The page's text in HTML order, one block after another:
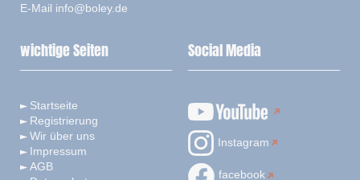
E-Mail info@boley.de
wichtige Seiten
Startseite
Registrierung
Wir über uns
Impressum
AGB
Social Media
Instagram
facebook